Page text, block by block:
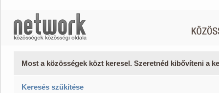
Most a közösségek közt keresel. Szeretnéd kibővíteni a
Keresés szűkítése